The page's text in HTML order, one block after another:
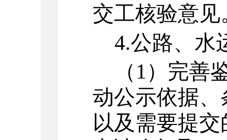
交工核验意见
4.公路、水
（1） 完善
动公示依据
以及需要提